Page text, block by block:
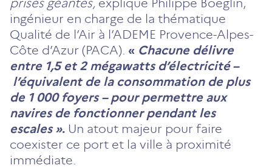
ingénieur en charge de la thématique
Qualité de l’Air à l’ADEME Provence-Alpes-
Côte d’Azur (PACA). « Chacune délivre
entre 1,5 et 2 mégawatts d’électricité –
l’équivalent de la consommation de plus
de 1 000 foyers – pour permettre aux
navires de fonctionner pendant les
escales ». Un atout majeur pour faire
coexister ce port et la ville à proximité
immédiate.